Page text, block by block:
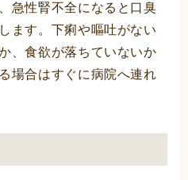
急性腎不全になると口臭
ます。下痢や嘔吐がない
、食欲が落ちていないか
場合はすぐに病院へ連れ